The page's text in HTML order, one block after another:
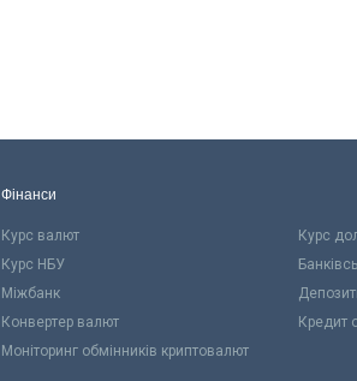
Фінанси
Курс валют Курс
Курс НБУ
Міжбанк
Конвертер валют
Кредит
Моніторинг обмінників криптовалют